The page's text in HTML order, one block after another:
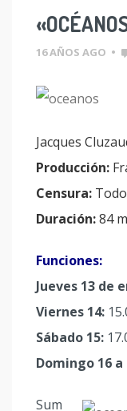
16 AÑOS AGO •
Jacques
Producción:
Censura:
Duración:84
Funciones:
Jueves 13 de
Viernes 14:
Sábado 15:
Domingo 16
Sum